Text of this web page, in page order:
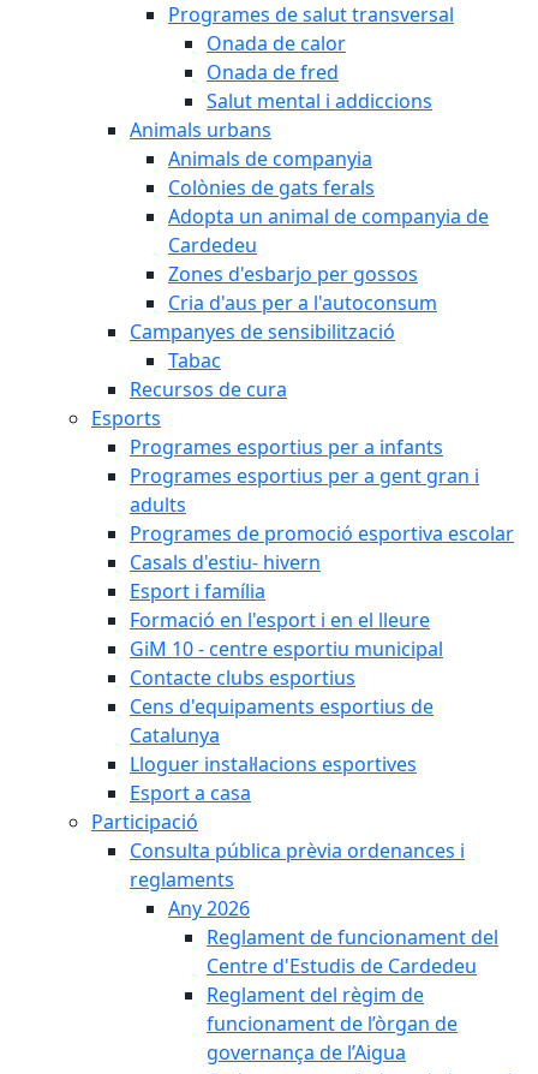
Programes de salut transversal
Onada de calor
Onada de fred
Salut mental i addiccions
Animals urbans
Animals de companyia
Colònies de gats ferals
Adopta un animal de companyia de
Cardedeu
Zones d'esbarjo per gossos
Cria d'aus per a l'autoconsum
Campanyes de sensibilització
Tabac
Recursos de cura
Esports
Programes esportius per a infants
Programes esportius per a gent gran i
adults
Programes de promoció esportiva escolar
Casals d'estiu- hivern
Esport i família
Formació en l'esport i en el lleure
GiM 10 - centre esportiu municipal
Contacte clubs esportius
Cens d'equipaments esportius de
Catalunya
Lloguer instal·lacions esportives
Esport a casa
Participació
Consulta pública prèvia ordenances i
reglaments
Any 2026
Reglament de funcionament del
Centre d'Estudis de Cardedeu
Reglament del règim de
funcionament de l’òrgan de
governança de l’Aigua